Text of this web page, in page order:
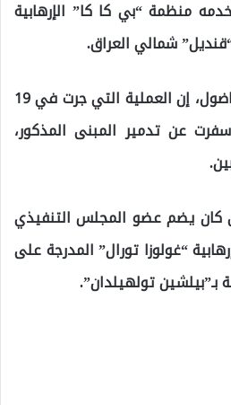
منظمة “بي كا كا” الإرهابية
شمالي العراق.
وقالت مصادر مطلعة، للأناضول، إن العملية التي جرت في 19
عن تدمير المبنى المذكور،
كان يضم عضو المجلس التنفيذي
“غولوزا تورال” المدرجة على
بـ”بيلشين تولهيلدان”.